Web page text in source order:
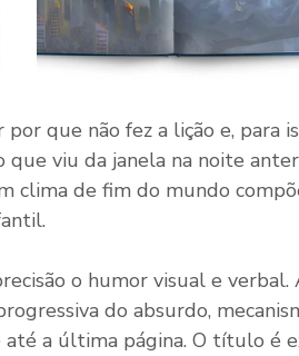
que não fez a lição e, para
viu da janela na noite
clima de fim do mundo
o humor visual e
do absurdo,
a última página. O título é